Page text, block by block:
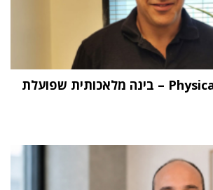
"העתיד הוא Physical AI – בינה מלאכותית שפועלת